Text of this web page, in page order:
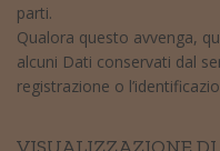
parti.
Qualora questo avvenga,
alcuni Dati conservati dal
registrazione o